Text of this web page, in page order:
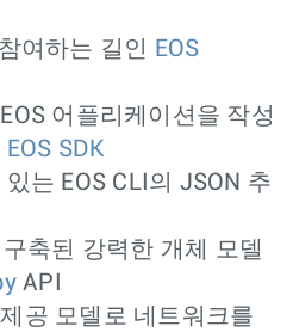
여하는 길인 EOS
어플리케이션을 작성
EOS SDK
는 EOS CLI의 JSON 추
축된 강력한 개체 모델
API
공 모델로 네트워크를